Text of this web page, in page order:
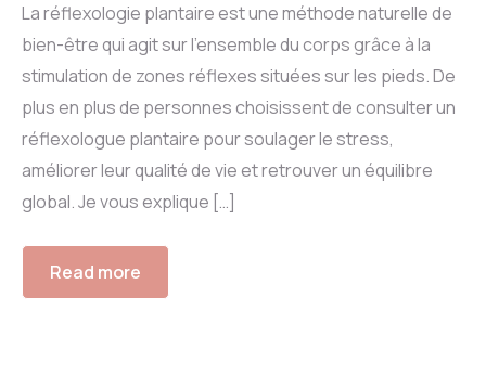
La réflexologie plantaire est une méthode naturelle de
bien-être qui agit sur l’ensemble du corps grâce à la
stimulation de zones réflexes situées sur les pieds. De
plus en plus de personnes choisissent de consulter un
réflexologue plantaire pour soulager le stress,
améliorer leur qualité de vie et retrouver un équilibre
global. Je vous explique […]
Read more